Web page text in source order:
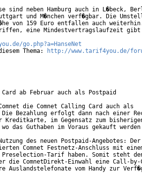
sind neben Hamburg auch in L�beck,
und M�nchen verf�gbar. Die
von 159 Euro entfallen auch weiterhin.
eine Mindestvertragslaufzeit
go.php?a=HanseNet
Thema:
http://www.tarif4you.de/
ab Februar auch als Postpaid
die Comnet Calling Card auch als
Bezahlung erfolgt dann nach einer
Kreditkarte, im Gegensatz zum
das Guthaben im Voraus gekauft
des neuen Postpaid-Angebotes:
Comnet Festnetz-Anschluss mit
Tarif haben. Somit steht den
die ComnetDirekt-Einwahl eine Call-
vom Handy zur